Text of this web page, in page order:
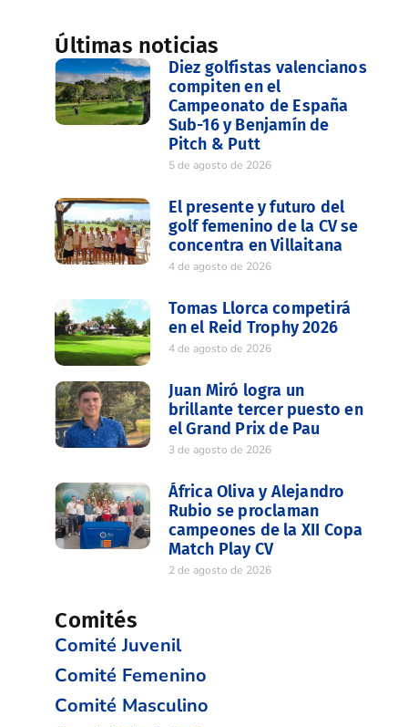
Últimas noticias
Diez golfistas valencianos
compiten en el
Campeonato de España
Sub-16 y Benjamín de
Pitch & Putt
5 de agosto de 2026
El presente y futuro del
golf femenino de la CV se
concentra en Villaitana
4 de agosto de 2026
Tomas Llorca competirá
en el Reid Trophy 2026
4 de agosto de 2026
Juan Miró logra un
brillante tercer puesto en
el Grand Prix de Pau
3 de agosto de 2026
África Oliva y Alejandro
Rubio se proclaman
campeones de la XII Copa
Match Play CV
2 de agosto de 2026
Comités
Comité Juvenil
Comité Femenino
Comité Masculino